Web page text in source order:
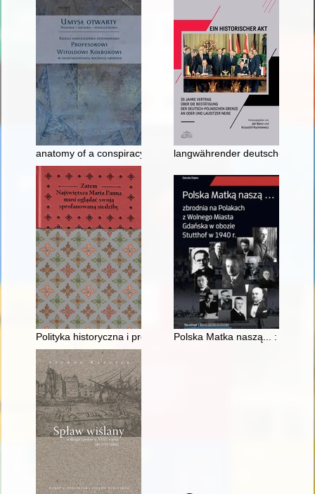
anatomy of a conspiracy : on the birth of James II’s son in
langwährender deutsch-
Polityka historyczna i promocja sztuki pod kierownictwem
Polska Matka naszą... :